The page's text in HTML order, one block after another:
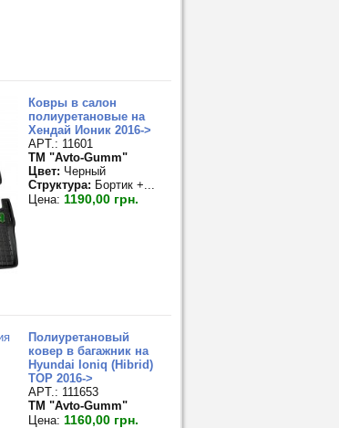
Ковры в салон
полиуретановые на
Хендай Ионик 2016->
APT.: 11601
TM "Avto-Gumm"
Цвет: Черный
Структура: Бортик +...
Цена:1190,00 грн.
Полиуретановый
ковер в багажник на
Hyundai Ioniq (Hibrid)
TOP 2016->
APT.: 111653
TM "Avto-Gumm"
Цена:1160,00 грн.